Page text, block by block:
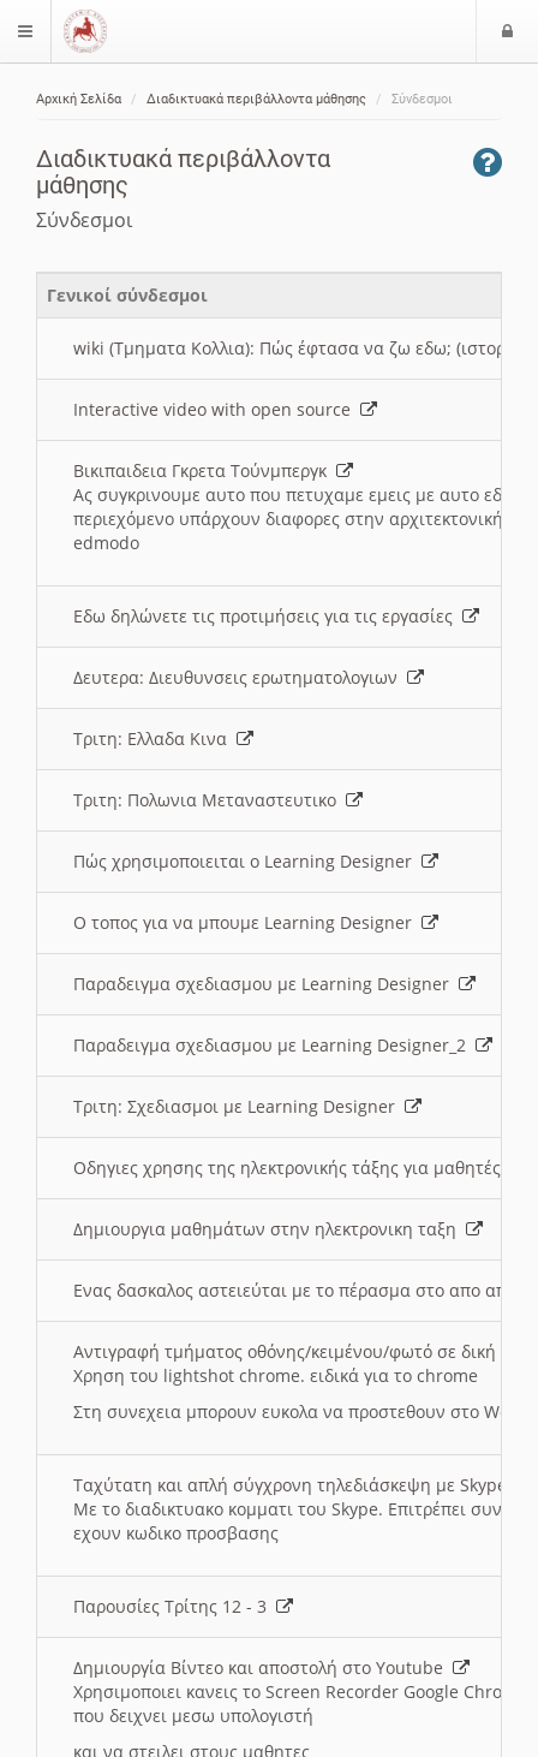
$langMenu
Αρχική Σελίδα Διαδικτυακά περιβάλλοντα μάθησης Σύνδεσμοι
Διαδικτυακά περιβάλλοντα
μάθησης
Σύνδεσμοι
Γενικοί σύνδεσμοι
wiki (Τμηματα Κολλια): Πώς έφτασα να ζω εδω; (ιστορια)
Interactive video with open source
Βικιπαιδεια Γκρετα Τούνμπεργκ
Ας συγκρινουμε αυτο που πετυχαμε εμεις με αυτο εδω
περιεχόμενο υπάρχουν διαφορες στην αρχιτεκτονική
edmodo
Εδω δηλώνετε τις προτιμήσεις για τις εργασίες
Δευτερα: Διευθυνσεις ερωτηματολογιων
Τριτη: Ελλαδα Κινα
Τριτη: Πολωνια Μεταναστευτικο
Πώς χρησιμοποιειται ο Learning Designer
O τοπος για να μπουμε Learning Designer
Παραδειγμα σχεδιασμου με Learning Designer
Παραδειγμα σχεδιασμου με Learning Designer_2
Τριτη: Σχεδιασμοι με Learning Designer
Οδηγιες χρησης της ηλεκτρονικής τάξης για μαθητές
Δημιουργια μαθημάτων στην ηλεκτρονικη ταξη
Ενας δασκαλος αστειεύται με το πέρασμα στο απο
Αντιγραφή τμήματος οθόνης/κειμένου/φωτό σε δική
Χρηση του lightshot chrome. ειδικά για το chrome
Στη συνεχεια μπορουν ευκολα να προστεθουν στο Word
Ταχύτατη και απλή σύγχρονη τηλεδιάσκεψη με Skype
Με το διαδικτυακο κομματι του Skype. Επιτρέπει
εχουν κωδικο προσβασης
Παρουσίες Τρίτης 12 - 3
Δημιουργία Βίντεο και αποστολή στο Youtube
Χρησιμοποιει κανεις το Screen Recorder Google Chrome
που δειχνει μεσω υπολογιστή
και να στειλει στους μαθητες